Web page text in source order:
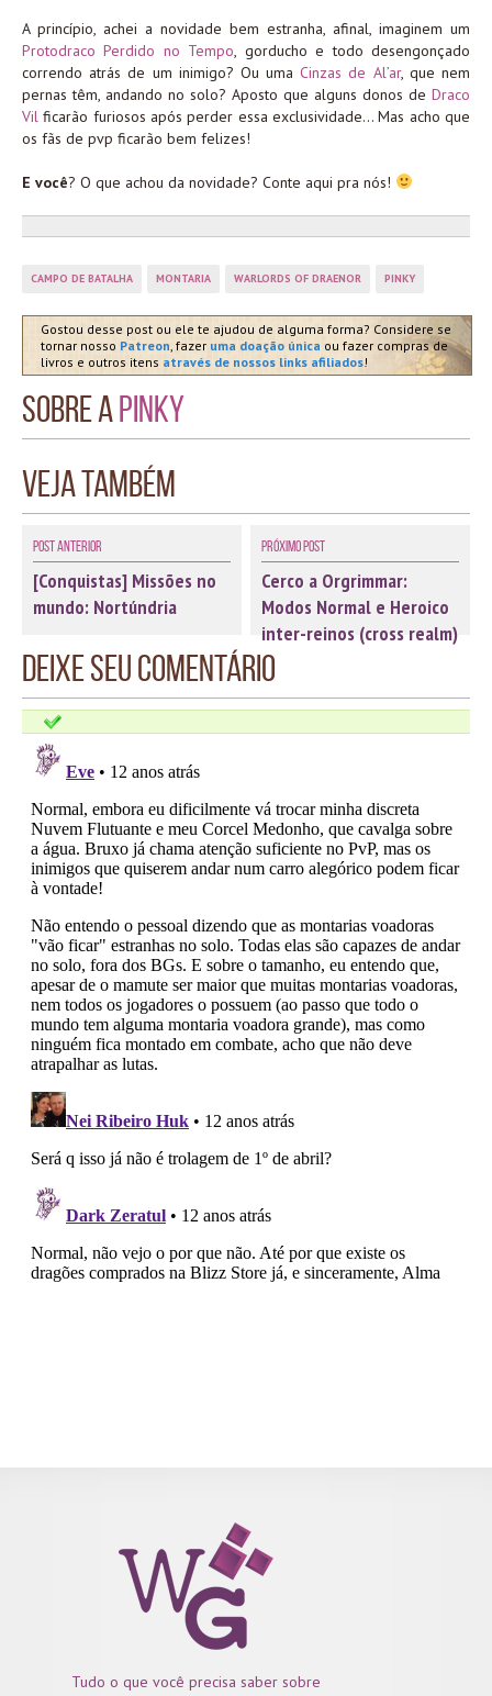
A princípio, achei a novidade bem estranha, afinal, imaginem um
Protodraco Perdido no Tempo, gorducho e todo desengonçado
correndo atrás de um inimigo? Ou umaCinzas de Al’ar, que nem
pernas têm, andando no solo? Aposto que alguns donos de Draco
Vil ficarão furiosos após perder essa exclusividade… Mas acho que
os fãs de pvp ficarão bem felizes!
E você? O que achou da novidade? Conte aqui pra nós!
CAMPO DE BATALHA MONTARIA WARLORDS OF DRAENOR PINKY
Gostou desse post ou ele te ajudou de alguma forma? Considere se
tornar nosso Patreon, fazer uma doação única ou fazer compras de
livros e outros itens através de nossos links afiliados!
Sobre aPinky
Veja também
Post Anterior
[Conquistas] Missões no
mundo: Nortúndria
Próximo Post
Cerco a Orgrimmar:
Modos Normal e Heroico
inter-reinos (cross realm)
Deixe seu comentário
Tudo o que você precisa saber sobre